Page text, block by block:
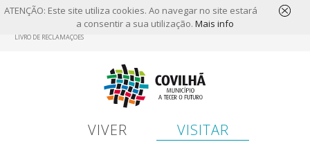
ATENÇÃO: Este site utiliza cookies. Ao navegar no site estará
a consentir a sua utilização. Mais info
LIVRO DE RECLAMAÇÕES
VIVER
VISITAR